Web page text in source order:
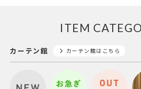
ITEM
カーテン館 カーテン館はこちら